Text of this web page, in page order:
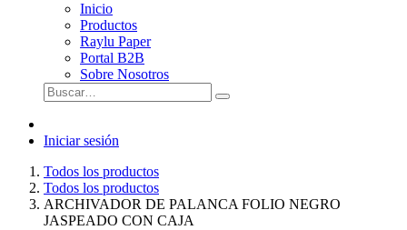
Inicio
Productos
Raylu Paper
Portal B2B
Sobre Nosotros
Iniciar sesión
Todos los productos
Todos los productos
ARCHIVADOR DE PALANCA FOLIO NEGRO
JASPEADO CON CAJA